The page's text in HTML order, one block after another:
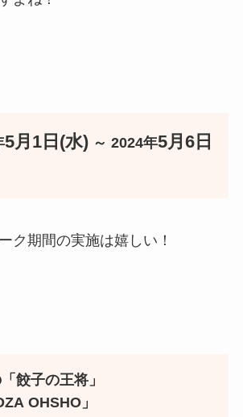
5月1日(水) ～ 2024年5月6日
ク期間の実施は嬉しい！
餃子の王将」
OHSHO」